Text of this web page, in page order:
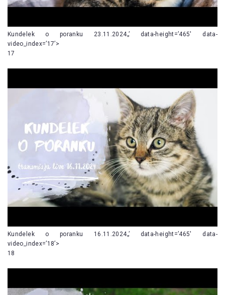
Kundelek o poranku 23.11.2024„’ data-height=’465′ data-
video_index=’17’>
17
Kundelek o poranku 16.11.2024„’ data-height=’465′ data-
video_index=’18’>
18